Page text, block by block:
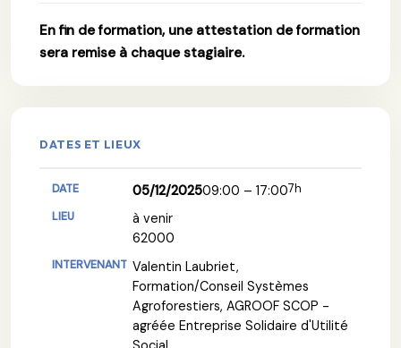
En fin de formation, une attestation de formation
sera remise à chaque stagiaire.
DATES ET LIEUX
05/12/202509:00 – 17:007h
à venir
62000
Valentin Laubriet,
Formation/Conseil Systèmes
Agroforestiers, AGROOF SCOP -
agréée Entreprise Solidaire d'Utilité